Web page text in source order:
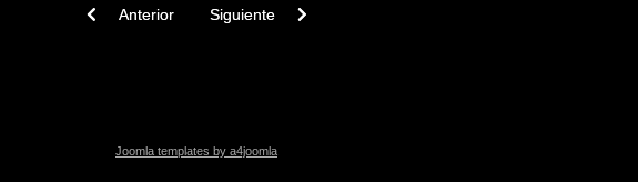
Previous article: Despejar. Desocupar
Anterior Next article: Despiojar a otro
Siguiente
Joomla templates by a4joomla